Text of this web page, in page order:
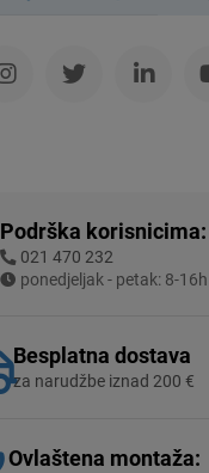
Podrška korisnicima:
021 470 232
ponedjeljak - petak: 8-16h
Besplatna dostava
za narudžbe iznad 200 €
Ovlaštena montaža: